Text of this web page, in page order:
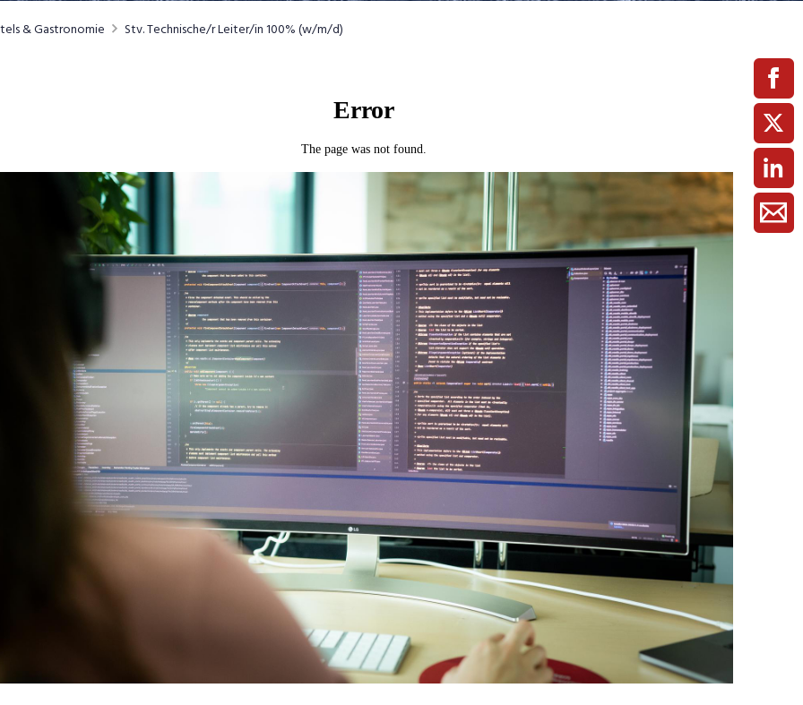
Temporär (befristet)
Human Resources Einkauf, Logistik, Transport,
Verkehr
Forstwirtschaft
Anlagenbau, Produktion
Kaufm. Berufe, Kundendienst,
Körperpflege, Wellness
Mechanik, Elektronik, Optik, Textil Medizin, Gesundheitswesen,
Pflege
Verkauf, Handel, Kundenberatung,
& Gastronomie Stv. Technische/r Leiter/in 100% (w/m/d)